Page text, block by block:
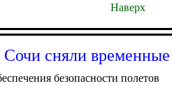
Наверх
Сочи сняли
безопасности полетов